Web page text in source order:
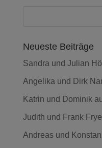
Neueste Beiträge
Sandra und Julian
Angelika und Dirk
Katrin und Dominik
Judith und Frank
Andreas und